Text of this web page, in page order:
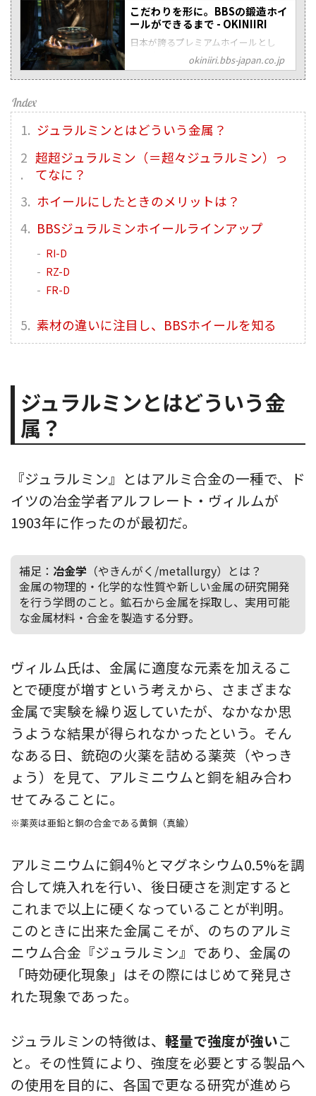
こだわりを形に。BBSの鍛造ホイ
ールができるまで - OKINIIRI
日本が誇るプレミアムホイールとし
て、世界的に評価されているBBSジャ
パンの鍛造ホイール。ブランド誕生か
ら50年、鍛造ホイールを生み出してか
ーを虜にしてきたその製品力はどこか
らくるのか？ 今回は、実際にホイール
が出来上がるまでの製造工程を追いな
がら、BBSジャパンのものづくりをご
紹介しよう。
okiniiri.bbs-japan.co.jp
ジュラルミンとはどういう金属？
超超ジュラルミン（＝超々ジュラルミン）っ
てなに？
ホイールにしたときのメリットは？
BBSジュラルミンホイールラインアップ
RI-D
RZ-D
FR-D
素材の違いに注目し、BBSホイールを知る
ジュラルミンとはどういう金
属？
『ジュラルミン』とはアルミ合金の一種で、ド
イツの冶金学者アルフレート・ヴィルムが
1903年に作ったのが最初だ。
補足： 冶金学 （やきんがく/metallurgy）とは？
金属の物理的・化学的な性質や新しい金属の研究開発
を行う学問のこと。鉱石から金属を採取し、実用可能
な金属材料・合金を製造する分野。
ヴィルム氏は、金属に適度な元素を加えるこ
とで硬度が増すという考えから、さまざまな
金属で実験を繰り返していたが、なかなか思
うような結果が得られなかったという。そん
なある日、銃砲の火薬を詰める薬莢（やっき
ょう）を見て、アルミニウムと銅を組み合わ
せてみることに。
※薬莢は亜鉛と銅の合金である黄銅（真鍮）
アルミニウムに銅4％とマグネシウム0.5%を調
合して焼入れを行い、後日硬さを測定すると
これまで以上に硬くなっていることが判明。
このときに出来た金属こそが、のちのアルミ
ニウム合金『ジュラルミン』であり、金属の
「時効硬化現象」はその際にはじめて発見さ
れた現象であった。
ジュラルミンの特徴は、 軽量で強度が強いこ
と。その性質により、強度を必要とする製品へ
の使用を目的に、各国で更なる研究が進めら